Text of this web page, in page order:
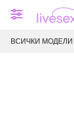
ВСИЧКИ МОДЕЛИ